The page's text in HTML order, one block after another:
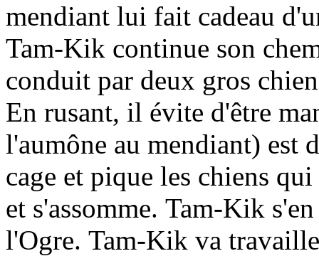
mendiant lui fait cadeau
Tam-Kik continue son
conduit par deux gros
En rusant, il évite d'être
l'aumône au mendiant) est
cage et pique les chiens
et s'assomme. Tam-Kik
l'Ogre. Tam-Kik va